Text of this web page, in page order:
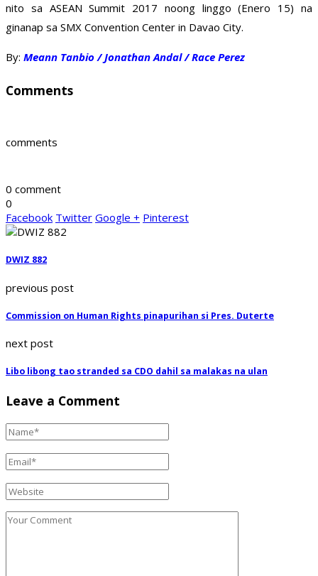
nito sa ASEAN Summit 2017 noong linggo (Enero 15) na
ginanap sa SMX Convention Center in Davao City.
By: Meann Tanbio / Jonathan Andal / Race Perez
Comments
comments
0 comment
0
Facebook Twitter Google + Pinterest
DWIZ 882
previous post
Commission on Human Rights pinapurihan si Pres. Duterte
next post
Libo libong tao stranded sa CDO dahil sa malakas na ulan
Leave a Comment